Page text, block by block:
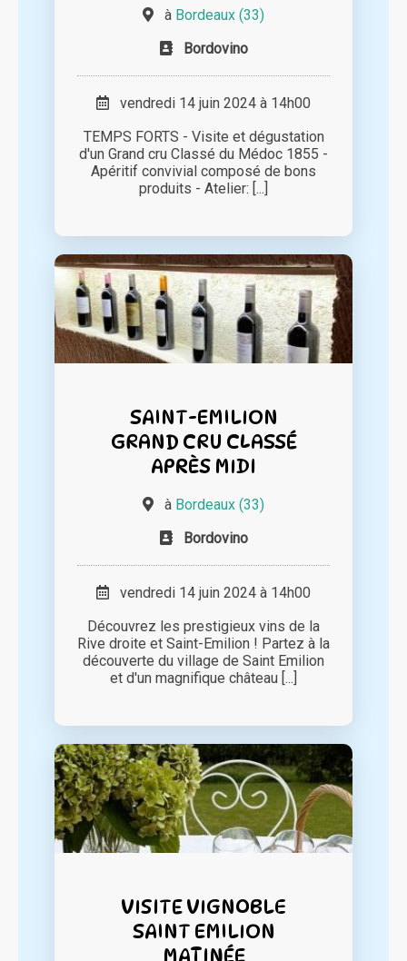
à Bordeaux (33)
Bordovino
vendredi 14 juin 2024 à 14h00
TEMPS FORTS - Visite et dégustation
d'un Grand cru Classé du Médoc 1855 -
Apéritif convivial composé de bons
produits - Atelier: [...]
SAINT-EMILION
GRAND CRU CLASSÉ
APRÈS MIDI
à Bordeaux (33)
Bordovino
vendredi 14 juin 2024 à 14h00
Découvrez les prestigieux vins de la
Rive droite et Saint-Emilion ! Partez à la
découverte du village de Saint Emilion
et d'un magnifique château [...]
VISITE VIGNOBLE
SAINT EMILION
MATINÉE